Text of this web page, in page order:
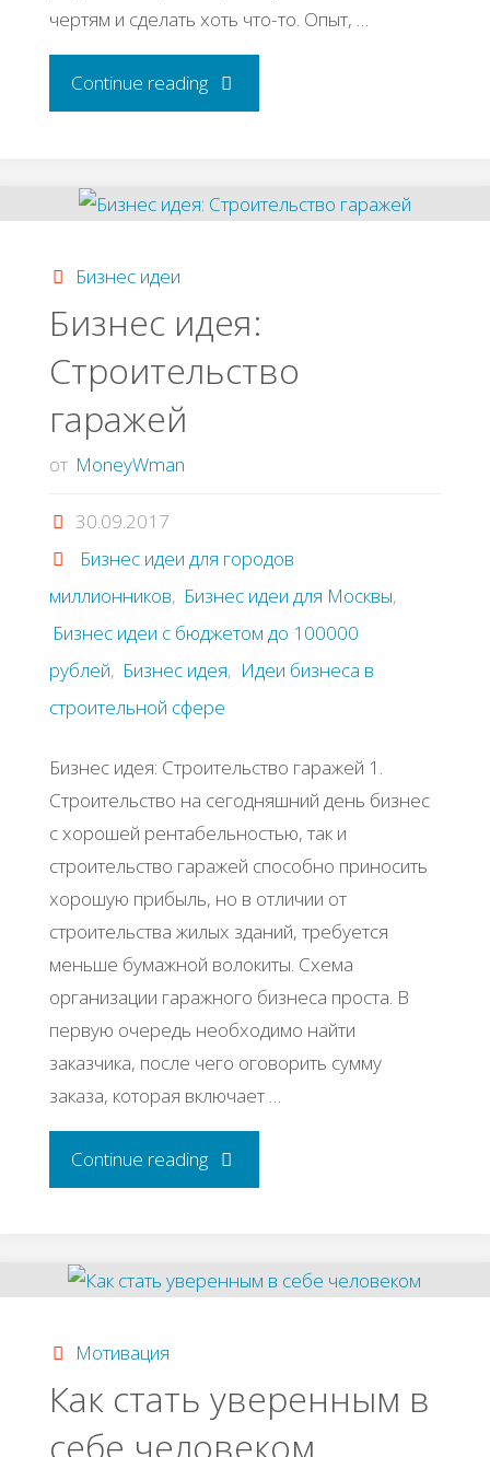
чертям и сделать хоть что-то. Опыт, …
Continue reading"7
почему
не
Бизнес идеи
Бизнес идея:
Строительство
гаражей
от MoneyWman
30.09.2017
Бизнес идеи для городов
миллионников, Бизнес идеи для Москвы,
Бизнес идеи с бюджетом до 100000
рублей, Бизнес идея, Идеи бизнеса в
строительной сфере
Бизнес идея: Строительство гаражей 1.
Строительство на сегодняшний день бизнес
с хорошей рентабельностью, так и
строительство гаражей способно приносить
хорошую прибыль, но в отличии от
строительства жилых зданий, требуется
меньше бумажной волокиты. Схема
организации гаражного бизнеса проста. В
первую очередь необходимо найти
заказчика, после чего оговорить сумму
заказа, которая включает …
Continue reading"Бизнес
Строительство
Мотивация
Как стать уверенным в
себе человеком